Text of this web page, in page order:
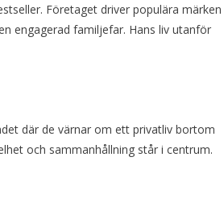
Företaget driver populära märken
engagerad familjefar. Hans liv utanför
där de värnar om ett privatliv bortom
och sammanhållning står i centrum.